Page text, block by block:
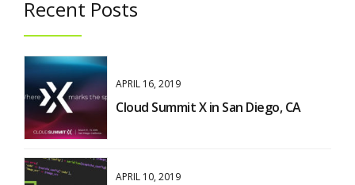
Recent Posts
APRIL 16, 2019
Cloud Summit X in San Diego, CA
APRIL 10, 2019